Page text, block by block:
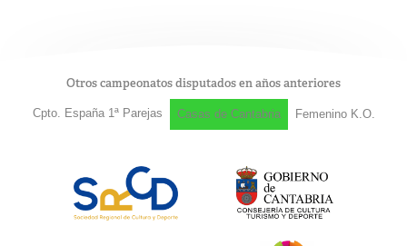
Otros campeonatos disputados en años anteriores
Cpto. España 1ª Parejas Casas de Cantabria Femenino K.O.